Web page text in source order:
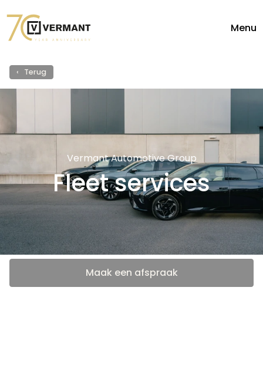
Menu
‹ Terug
Vermant Automotive Group
Fleet services
Maak een afspraak